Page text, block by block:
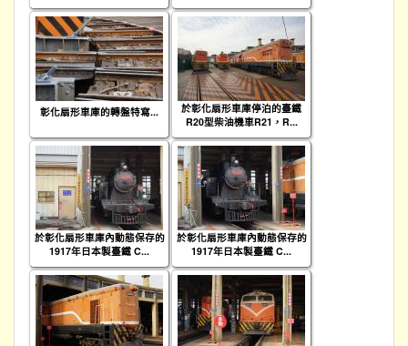
彰化扇形車庫的轉盤特寫...
於彰化扇形車庫停泊的臺鐵
R20型柴油機車R21，R...
於彰化扇形車庫內動態保存的
1917年日本製臺鐵 C...
於彰化扇形車庫內動態保存的
1917年日本製臺鐵 C...